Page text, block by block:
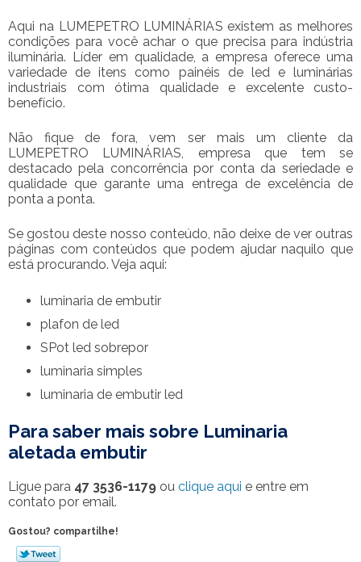
Aqui na LUMEPETRO LUMINÁRIAS existem as melhores
condições para você achar o que precisa para indústria
iluminária. Líder em qualidade, a empresa oferece uma
variedade de itens como painéis de led e luminárias
industriais com ótima qualidade e excelente custo-
benefício.
Não fique de fora, vem ser mais um cliente da
LUMEPETRO LUMINÁRIAS, empresa que tem se
destacado pela concorrência por conta da seriedade e
qualidade que garante uma entrega de excelência de
ponta a ponta.
Se gostou deste nosso conteúdo, não deixe de ver outras
páginas com conteúdos que podem ajudar naquilo que
está procurando. Veja aqui:
luminaria de embutir
plafon de led
SPot led sobrepor
luminaria simples
luminaria de embutir led
Para saber mais sobre Luminaria
aletada embutir
Ligue para 47 3536-1179 ou clique aqui e entre em
contato por email.
Gostou? compartilhe!